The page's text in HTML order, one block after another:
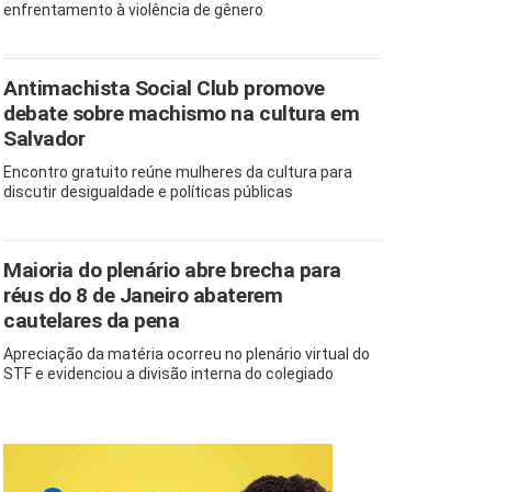
enfrentamento à violência de gênero
Antimachista Social Club promove
debate sobre machismo na cultura em
Salvador
Encontro gratuito reúne mulheres da cultura para
discutir desigualdade e políticas públicas
Maioria do plenário abre brecha para
réus do 8 de Janeiro abaterem
cautelares da pena
Apreciação da matéria ocorreu no plenário virtual do
STF e evidenciou a divisão interna do colegiado